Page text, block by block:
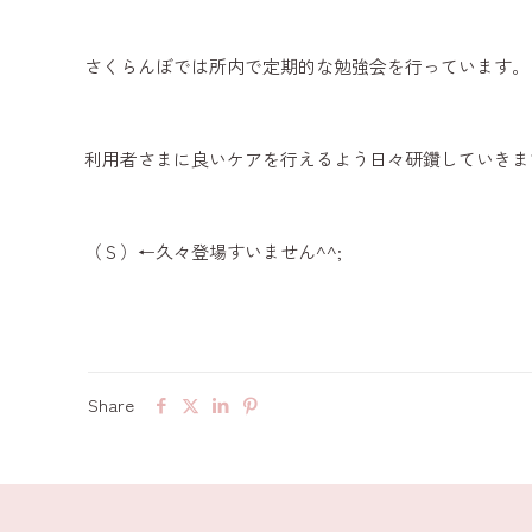
さくらんぼでは所内で定期的な勉強会を行っています。
利用者さまに良いケアを行えるよう日々研鑽していき
（Ｓ）←久々登場すいません^^;
Share